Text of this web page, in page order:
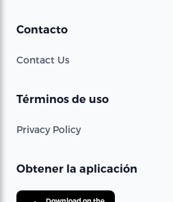
Contacto
Contact Us
Términos de uso
Privacy Policy
Obtener la aplicación